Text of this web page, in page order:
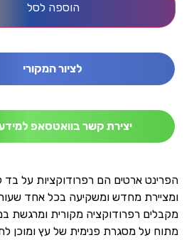
הוספה לסל
לציור המקורי
יצירת קשר בוואטסאפ
הפרינט ארטים הם רפרודוקציות על בד
ומציירת מחדש ומשקיעה בכל אחד
מקבלים רפרודוקציה מקורית ומרגשת
מתוח על מסגרת פנימית של עץ ומוכן